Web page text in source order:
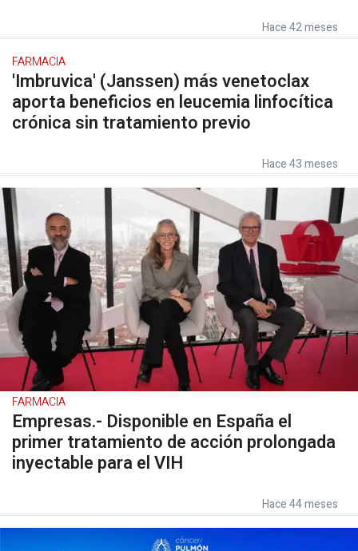
Hace 42 meses
FARMACIA
'Imbruvica' (Janssen) más venetoclax
aporta beneficios en leucemia linfocítica
crónica sin tratamiento previo
Hace 43 meses
FARMACIA
Empresas.- Disponible en España el
primer tratamiento de acción prolongada
inyectable para el VIH
Hace 44 meses